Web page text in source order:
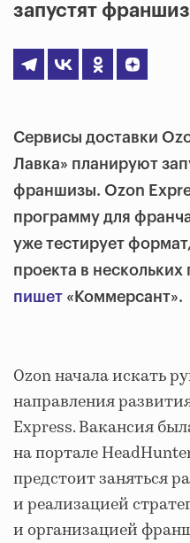
запустят
Сервисы доставки
Лавка» планируют
франшизы. Ozon
программу для
уже тестирует
проекта в нескольких
пишет «Коммерсант».
Ozon начала искать
направления
Express. Вакансия
на портале
предстоит заняться
и реализацией
и организацией